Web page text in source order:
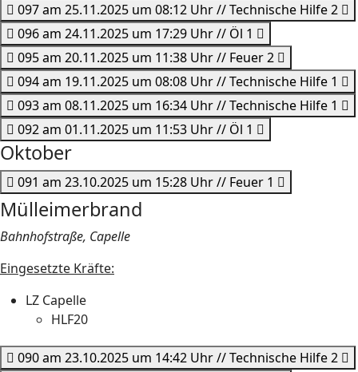
097 am 25.11.2025 um 08:12 Uhr // Technische Hilfe 2
096 am 24.11.2025 um 17:29 Uhr // Öl 1
095 am 20.11.2025 um 11:38 Uhr // Feuer 2
094 am 19.11.2025 um 08:08 Uhr // Technische Hilfe 1
093 am 08.11.2025 um 16:34 Uhr // Technische Hilfe 1
092 am 01.11.2025 um 11:53 Uhr // Öl 1
Oktober
091 am 23.10.2025 um 15:28 Uhr // Feuer 1
Mülleimerbrand
Bahnhofstraße, Capelle
Eingesetzte Kräfte:
LZ Capelle
HLF20
090 am 23.10.2025 um 14:42 Uhr // Technische Hilfe 2